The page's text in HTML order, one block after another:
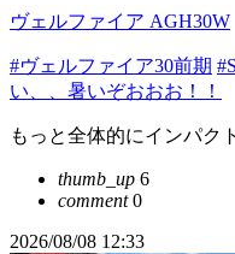
ヴェルファイア AGH30W
#ヴェルファイア30前期
い、、暑いぞおおお！！
もっと全体的にインパク
thumb_up 6
comment0
2026/08/08 12:33